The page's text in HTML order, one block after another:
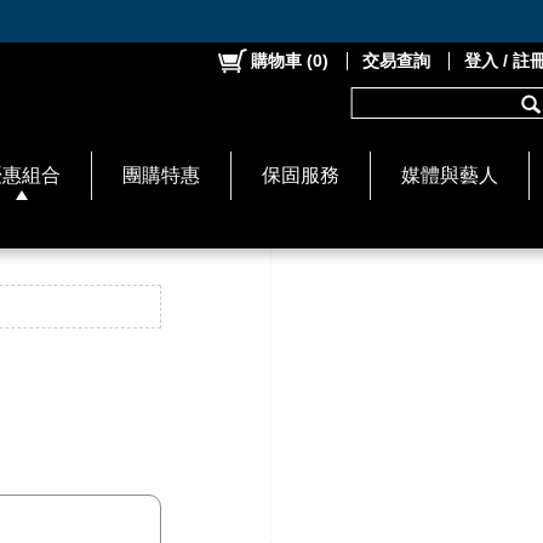
組合 團購特惠 保固服務 媒體與藝人
購物車 (0) 交易查詢 登入 / 註